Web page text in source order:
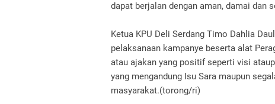
dapat berjalan dengan aman, damai dan
Ketua KPU Deli Serdang Timo Dahlia
pelaksanaan kampanye beserta alat
atau ajakan yang positif seperti visi
yang mengandung Isu Sara maupun
masyarakat.(torong/ri)